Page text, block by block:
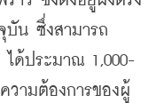
บัน ซึ่งสามารถ
ด้ประมาณ 1,000-
วามต้องการของผู้